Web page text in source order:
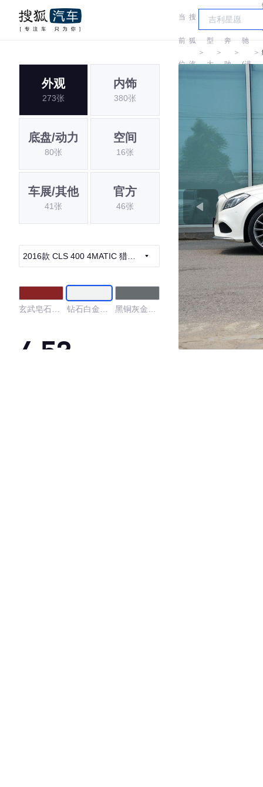
当
前
位
搜
狐
汽
＞
车
型
大
＞
奔
驰
＞
驰
(进
口)
＞
外观
273张
内饰
380张
底盘/动力
80张
空间
16张
车展/其他
41张
官方
46张
2016款 CLS 400 4MATIC 猎装
玄武皂石红
钻石白金属
黑铜灰金属
4.53